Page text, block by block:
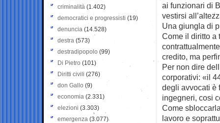
ai funzionari di
vestirsi
Una giungla di
Come il diritto a
credito, ma
Per non dire
corporativi: «il
degli avvocati è
ingegneri, cosi
Come
lavoro e
criminalità (1.402)
democratici e progressisti (19)
denuncia (14.528)
destra (573)
destradipopolo (99)
Di Pietro (101)
Diritti civili (276)
don Gallo (9)
economia (2.331)
elezioni (3.303)
emergenza (3.077)